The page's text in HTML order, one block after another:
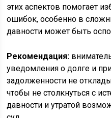
этих аспектов помогает
ошибок, особенно в
давности может быть
Рекомендация:
уведомления о долге и
задолженности не
чтобы не столкнуться с
давности и утратой